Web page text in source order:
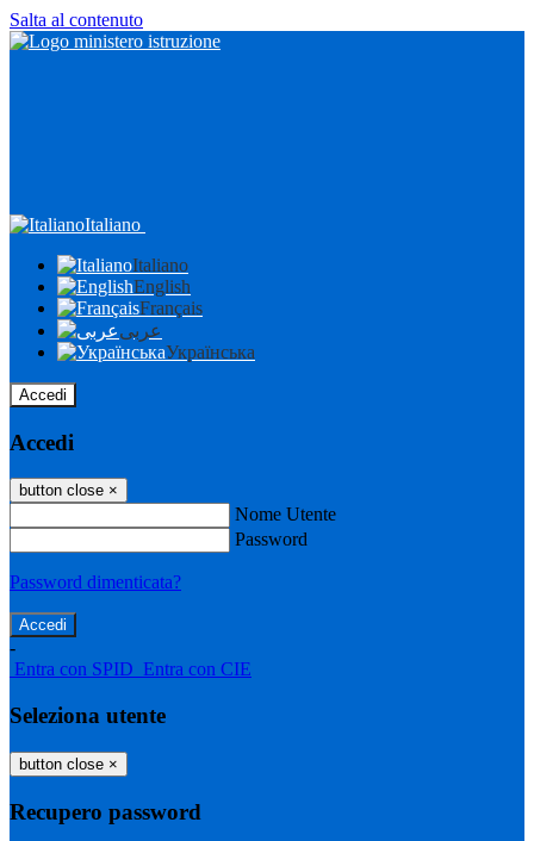
Salta al contenuto
Italiano
Italiano
English
Français
عربى
Українська
Accedi
Accedi
button close ×
Nome Utente
Password
Password dimenticata?
-
Entra con SPID Entra con CIE
Seleziona utente
button close ×
Recupero password